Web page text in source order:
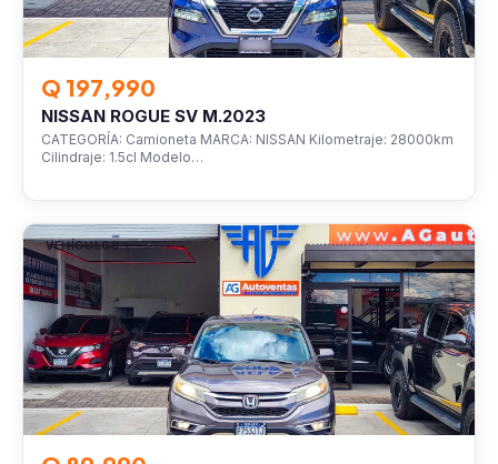
Q 197,990
NISSAN ROGUE SV M.2023
CATEGORÍA: Camioneta MARCA: NISSAN Kilometraje: 28000km
Cilindraje: 1.5cl Modelo…
VEHÍCULOS